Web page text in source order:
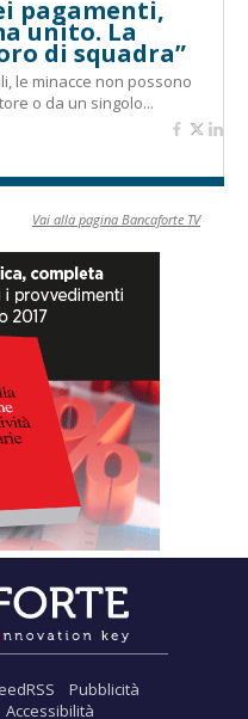
pagamenti,
unito. La
di squadra”
le minacce non possono
o da un singolo...
Vai alla pagina Bancaforte TV
Pubblicità
Accessibilità